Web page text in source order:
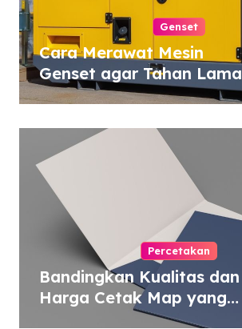
Genset
Cara Merawat Mesin
Genset agar Tahan Lama
Percetakan
Bandingkan Kualitas dan
Harga Cetak Map yang
Murah atau Mahal